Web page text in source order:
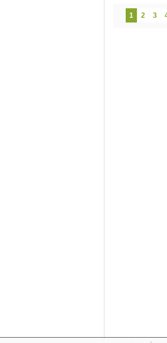
1 2 3